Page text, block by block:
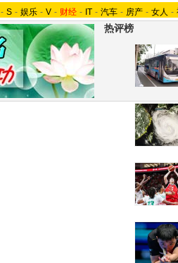
- S - 娱乐 - V - 财经 - IT - 汽车 - 房产 - 女人 -
热评榜